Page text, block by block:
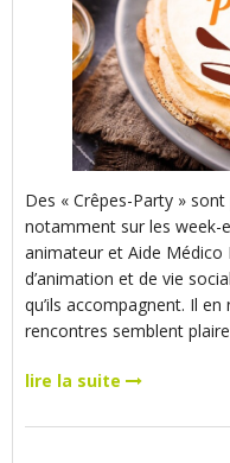
Des « Crêpes-Party »
notamment sur les week-
animateur et Aide Médico
d’animation et de vie
qu’ils accompagnent. Il
rencontres semblent
lire la suite